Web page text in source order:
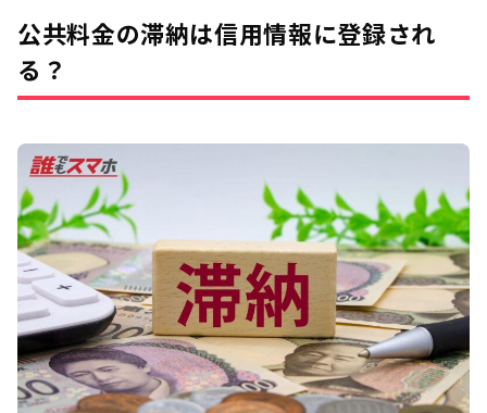
公共料金の滞納は信用情報に登録され
る？